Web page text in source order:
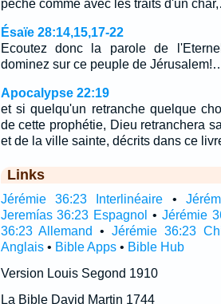
péché comme avec les traits d'un
Ésaïe 28:14,15,17-22
Ecoutez donc la parole de
dominez sur ce peuple de
Apocalypse 22:19
et si quelqu'un retranche quelque
de cette prophétie, Dieu retranchera
et de la ville sainte, décrits dans ce
Links
Jérémie 36:23 Interlinéaire •
Jeremías 36:23 Espagnol • Jérémie
36:23 Allemand
• Jérémie 36:23
Anglais• Bible Apps• Bible Hub
Version Louis Segond 1910
La Bible David Martin 1744